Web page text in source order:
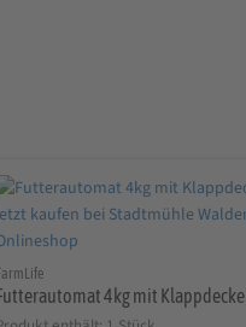
Futterautomat 4kg mit Klappdeckel